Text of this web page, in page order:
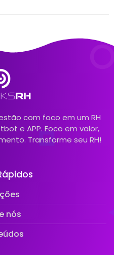
com foco em um RH
e APP. Foco em valor,
Transforme seu RH!
nós